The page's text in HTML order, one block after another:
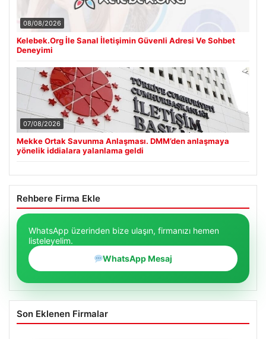
08/08/2026
Kelebek.Org İle Sanal İletişimin Güvenli Adresi Ve Sohbet
Deneyimi
07/08/2026
Mekke Ortak Savunma Anlaşması. DMM’den anlaşmaya
yönelik iddialara yalanlama geldi
Rehbere Firma Ekle
WhatsApp üzerinden bize ulaşın, firmanızı hemen
listeleyelim.
WhatsApp Mesaj
Son Eklenen Firmalar